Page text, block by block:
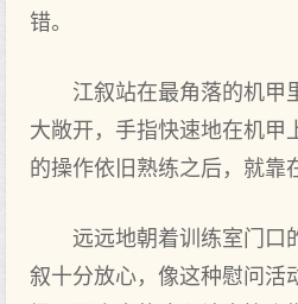
错。
江叙站在最角落的机甲
大敞开，手指快速地在机甲
的操作依旧熟练之后，就靠
远远地朝着训练室门口
叙十分放心，像这种慰问活